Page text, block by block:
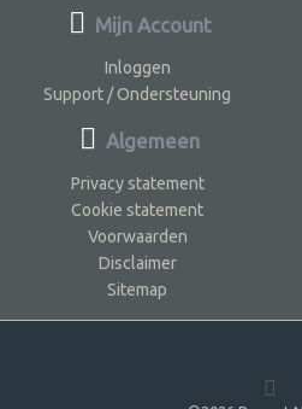
Mijn Account
Inloggen
Support / Ondersteuning
Algemeen
Privacy statement
Cookie statement
Voorwaarden
Disclaimer
Sitemap